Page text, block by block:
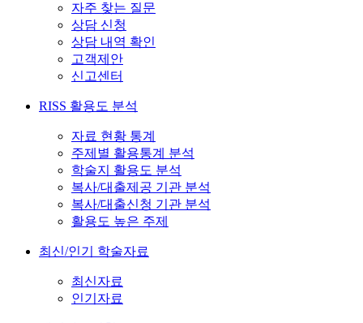
자주 찾는 질문
상담 신청
상담 내역 확인
고객제안
신고센터
RISS 활용도 분석
자료 현황 통계
주제별 활용통계 분석
학술지 활용도 분석
복사/대출제공 기관 분석
복사/대출신청 기관 분석
활용도 높은 주제
최신/인기 학술자료
최신자료
인기자료